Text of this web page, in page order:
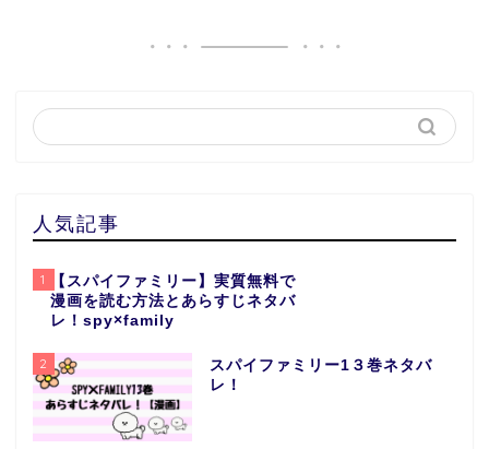
人気記事
1
【スパイファミリー】実質無料で
漫画を読む方法とあらすじネタバ
レ！spy×family
2
スパイファミリー1３巻ネタバ
レ！